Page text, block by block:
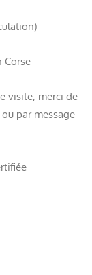
Corse
visite, merci de
par message